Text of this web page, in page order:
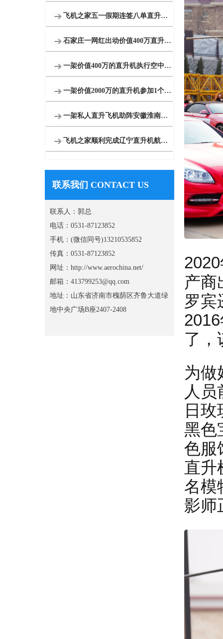
飞机之家五一假期连签八单直升机合同
石家庄一网红出动价值400万直升机助力直播卖货
一架价值400万的直升机执行空中看房
一架价值2000万的直升机参加1个月空中看房
一架私人直升飞机助阵安徽淮南一商场
飞机之家顺利完成辽宁直升机航空测绘
联系我们 CONTACT US
联系人：郭总
电话：0531-87123852
手机：(微信同号)13210535852
传真：0531-87123852
网址：http://www.aerochina.net/
邮箱：413799253@qq.com
地址：山东省济南市槐荫区齐鲁大道绿
地中央广场B座2407-2408
产商
罗宾
了，
为
人
日
黑色
色服
直升
名模
影师